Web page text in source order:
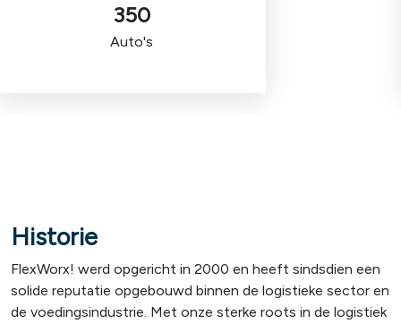
350
Auto's
Historie
FlexWorx! werd opgericht in 2000 en heeft sindsdien een
solide reputatie opgebouwd binnen de logistieke sector en
de voedingsindustrie. Met onze sterke roots in de logistiek